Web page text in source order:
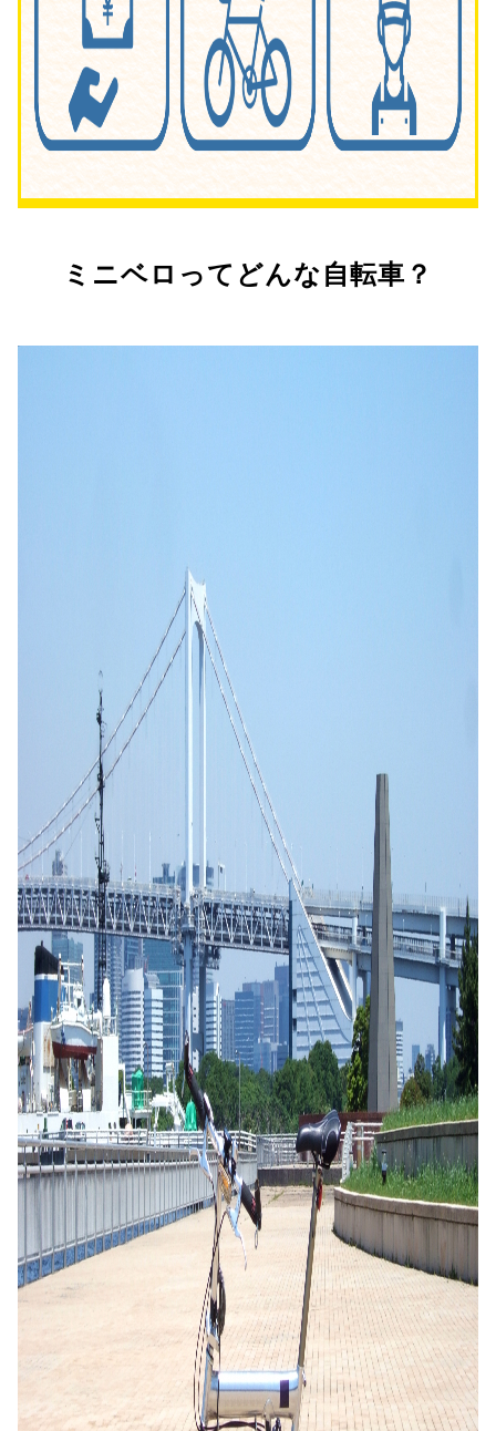
ミニベロってどんな自転車？